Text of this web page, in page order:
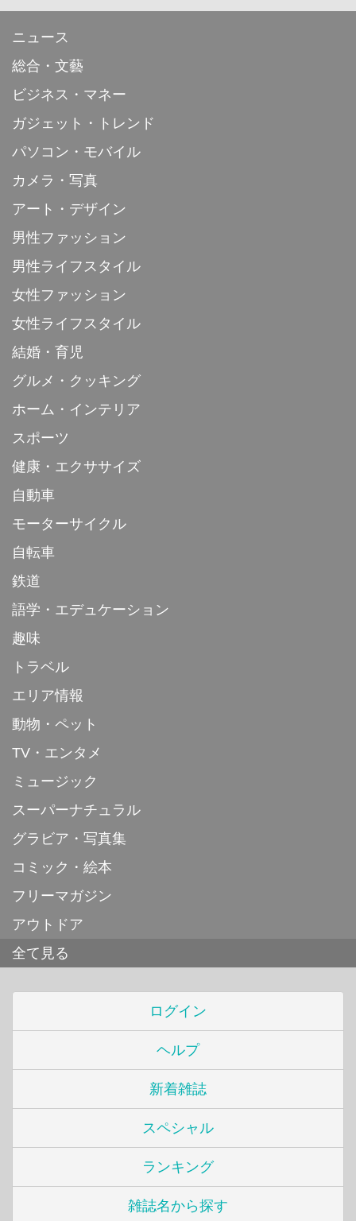
ニュース
総合・文藝
ビジネス・マネー
ガジェット・トレンド
パソコン・モバイル
カメラ・写真
アート・デザイン
男性ファッション
男性ライフスタイル
女性ファッション
女性ライフスタイル
結婚・育児
グルメ・クッキング
ホーム・インテリア
スポーツ
健康・エクササイズ
自動車
モーターサイクル
自転車
鉄道
語学・エデュケーション
趣味
トラベル
エリア情報
動物・ペット
TV・エンタメ
ミュージック
スーパーナチュラル
グラビア・写真集
コミック・絵本
フリーマガジン
アウトドア
全て見る
ログイン
ヘルプ
新着雑誌
スペシャル
ランキング
雑誌名から探す